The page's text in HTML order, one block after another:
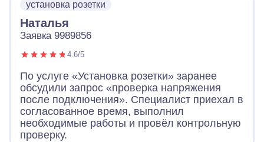
установка розетки
Наталья
Заявка 9989856
4.6/5
По услуге «Установка розетки» заранее
обсудили запрос «проверка напряжения
после подключения». Специалист приехал в
согласованное время, выполнил
необходимые работы и провёл контрольную
проверку.